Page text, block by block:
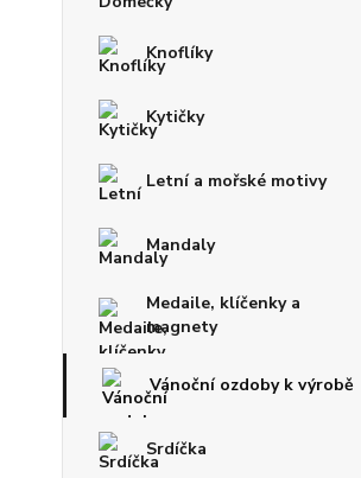
Knoflíky
Kytičky
Letní a mořské motivy
Mandaly
Medaile, klíčenky a
magnety
Vánoční ozdoby k výrobě
Srdíčka